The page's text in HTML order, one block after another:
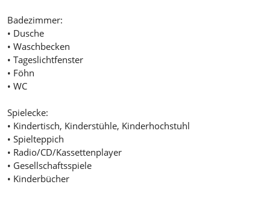
Badezimmer:
• Dusche
• Waschbecken
• Tageslichtfenster
• Föhn
• WC
Spielecke:
• Kindertisch, Kinderstühle, Kinderhochstuhl
• Spielteppich
• Radio/CD/Kassettenplayer
• Gesellschaftsspiele
• Kinderbücher